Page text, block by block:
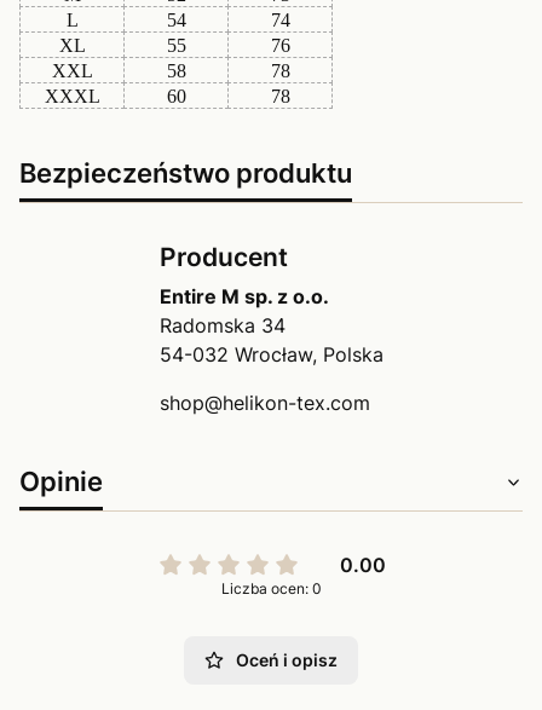
L
54
74
XL
55
76
XXL
58
78
XXXL
60 78
Bezpieczeństwo produktu
Producent
Entire M sp. z o.o.
Radomska 34
54-032 Wrocław, Polska
shop@helikon-tex.com
Opinie
0.00
Liczba ocen: 0
Oceń i opisz